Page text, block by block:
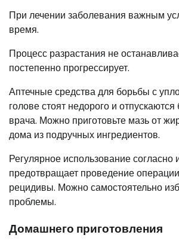
При лечении заболевания важным
время.
Процесс разрастания не
постепенно прогрессирует.
Аптечные средства для борьбы с
голове стоят недорого и
врача. Можно приготовьте мазь от
дома из подручных ингредиентов.
Регулярное использование согласно
предотвращает проведение
рецидивы. Можно самостоятельно
проблемы.
Домашнего приготовления